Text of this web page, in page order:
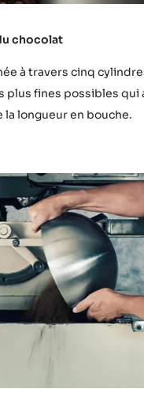
chocolat
à travers cinq
plus fines possibles
longueur en bouche.